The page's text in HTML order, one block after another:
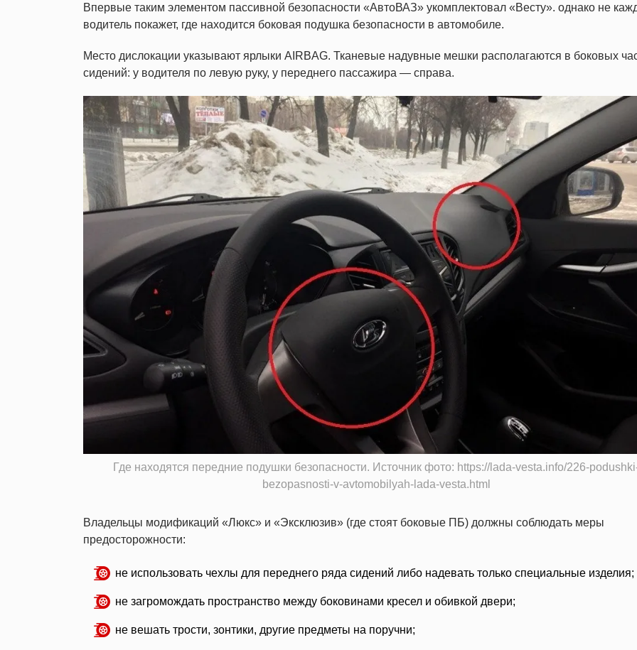
Впервые таким элементом пассивной безопасности «АвтоВАЗ» укомплектовал «Весту». однако не
водитель покажет, где находится боковая подушка безопасности в автомобиле.
Место дислокации указывают ярлыки AIRBAG. Тканевые надувные мешки располагаются в боковых
сидений: у водителя по левую руку, у переднего пассажира — справа.
Где находятся передние подушки безопасности. Источник фото: https://lada-vesta.info/226-
bezopasnosti-v-avtomobilyah-lada-vesta.html
Владельцы модификаций «Люкс» и «Эксклюзив» (где стоят боковые ПБ) должны соблюдать меры
предосторожности:
не использовать чехлы для переднего ряда сидений либо надевать только специальные изделия;
не загромождать пространство между боковинами кресел и обивкой двери;
не вешать трости, зонтики, другие предметы на поручни;